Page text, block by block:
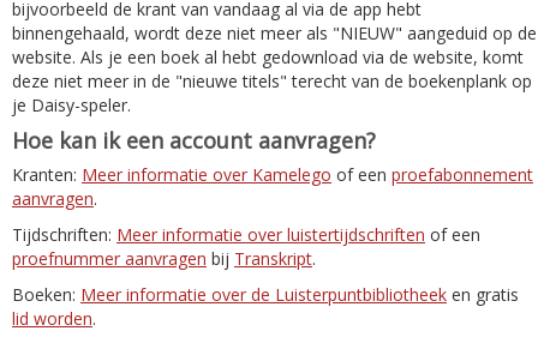
bijvoorbeeld de krant van vandaag al via de app hebt
binnengehaald, wordt deze niet meer als "NIEUW" aangeduid op de
website. Als je een boek al hebt gedownload via de website, komt
deze niet meer in de "nieuwe titels" terecht van de boekenplank op
je Daisy-speler.
Hoe kan ik een account aanvragen?
Kranten: Meer informatie over Kamelego of een proefabonnement
aanvragen.
Tijdschriften: Meer informatie over luistertijdschriften of een
proefnummer aanvragen bij Transkript.
Boeken: Meer informatie over de Luisterpuntbibliotheek en gratis
lid worden.